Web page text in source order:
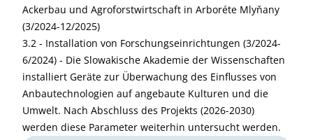
Ackerbau und Agroforstwirtschaft in Arboréte Mlyňany
(3/2024-12/2025)
3.2 - Installation von Forschungseinrichtungen (3/2024-
6/2024) - Die Slowakische Akademie der Wissenschaften
installiert Geräte zur Überwachung des Einflusses von
Anbautechnologien auf angebaute Kulturen und die
Umwelt. Nach Abschluss des Projekts (2026-2030)
werden diese Parameter weiterhin untersucht werden.